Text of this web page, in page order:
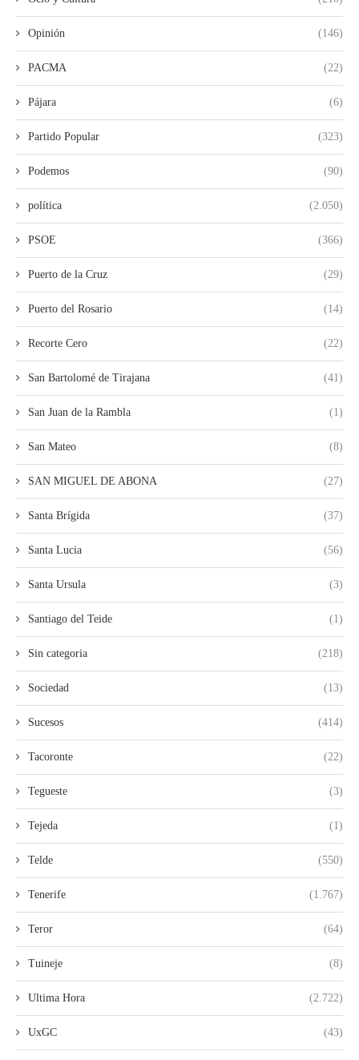
Opinión (146)
PACMA (22)
Pájara (6)
Partido Popular (323)
Podemos (90)
política (2.050)
PSOE (366)
Puerto de la Cruz (29)
Puerto del Rosario (14)
Recorte Cero (22)
San Bartolomé de Tirajana (41)
San Juan de la Rambla (1)
San Mateo (8)
SAN MIGUEL DE ABONA (27)
Santa Brígida (37)
Santa Lucia (56)
Santa Ursula (3)
Santiago del Teide (1)
Sin categoria (218)
Sociedad (13)
Sucesos (414)
Tacoronte (22)
Tegueste (3)
Tejeda (1)
Telde (550)
Tenerife (1.767)
Teror (64)
Tuineje (8)
Ultima Hora (2.722)
UxGC (43)